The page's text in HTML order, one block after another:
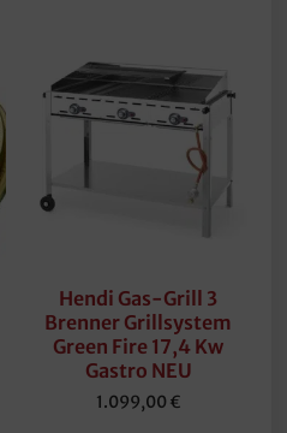
Hendi Gas-Grill 3
Brenner Grillsystem
Green Fire 17,4 Kw
Gastro NEU
1.099,00 €